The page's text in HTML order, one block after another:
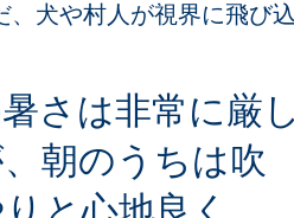
、犬や村人が視界に飛び
さは非常に厳
朝のうちは吹